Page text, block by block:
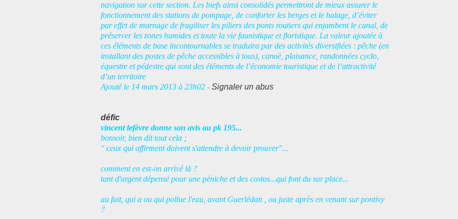
navigation sur cette section. Les biefs ainsi consolidés permettront de mieux assurer le
fonctionnement des stations de pompage, de conforter les berges et le halage, d’éviter
par effet de marnage de fragiliser les piliers des ponts routiers qui enjambent le canal, de
préserver les zones humides et toute la vie faunistique et floristique. La valeur ajoutée à
ces éléments de base incontournables se traduira par des activités diversifiées : pêche (en
installant des postes de pêche accessibles à tous), canoë, plaisance, randonnées cyclo,
équestre et pédestre qui sont des éléments de l’économie touristique et de l’attractivité
d’un territoire
Ajouté le 14 mars 2013 à 23h02 - Signaler un abus
défic
vincent lefèvre donne son avis au pk 195...
bonsoir, bien dit tout cela ;
" ceux qui affirment doivent s'attendre à devoir prouver"...
comment en est-on arrivé là ?
tant d'argent dépensé pour une péniche et des costos...qui font du sur place...
au fait, qui a ou qui pollue l'eau, avant Guerlédan , ou juste après en venant sur pontivy
?